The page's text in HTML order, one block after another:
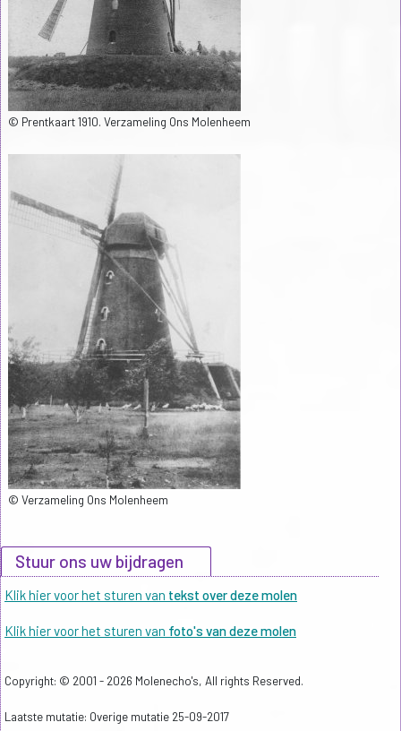
© Prentkaart 1910. Verzameling Ons Molenheem
© Verzameling Ons Molenheem
Stuur ons uw bijdragen
Klik hier voor het sturen van tekst over deze molen
Klik hier voor het sturen van foto's van deze molen
Copyright: © 2001 - 2026 Molenecho's, All rights Reserved.
Laatste mutatie: Overige mutatie 25-09-2017